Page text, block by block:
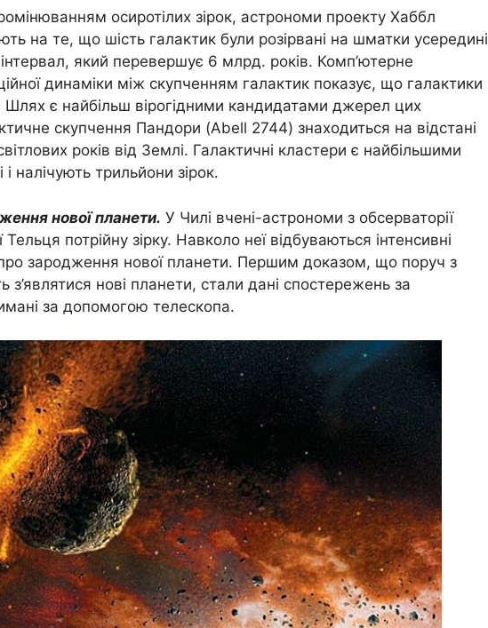
осиротілих зірок, астрономи проекту Хаббл
на те, що шість галактик були розірвані на шматки усередині
який перевершує 6 млрд. років. Комп’ютерне
динаміки між скупченням галактик показує, що галактики
є найбільш вірогідними кандидатами джерел цих
скупчення Пандори (Abell 2744) знаходиться на відстані
років від Землі. Галактичні кластери є найбільшими
і налічують трильйони зірок.
нової планети. У Чилі вчені-астрономи з обсерваторії
Тельця потрійну зірку. Навколо неї відбуваються інтенсивні
про зародження нової планети. Першим доказом, що поруч з
нові планети, стали дані спостережень за
за допомогою телескопа.